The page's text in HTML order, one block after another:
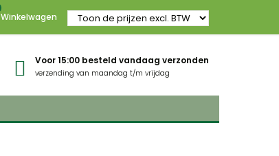
Winkelwagen
Voor 15:00 besteld vandaag verzonden
verzending van maandag t/m vrijdag